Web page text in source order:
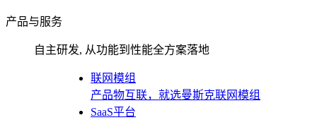
产品与服务
自主研发, 从功能到性能全方案落地
联网模组
产品物互联，就选曼斯克联网模组
SaaS平台